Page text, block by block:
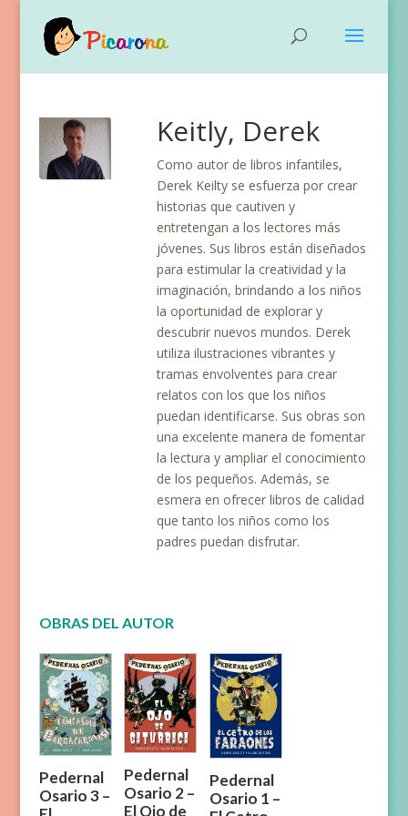
Keitly, Derek
Como autor de libros infantiles,
Derek Keilty se esfuerza por crear
historias que cautiven y
entretengan a los lectores más
jóvenes. Sus libros están diseñados
para estimular la creatividad y la
imaginación, brindando a los niños
la oportunidad de explorar y
descubrir nuevos mundos. Derek
utiliza ilustraciones vibrantes y
tramas envolventes para crear
relatos con los que los niños
puedan identificarse. Sus obras son
una excelente manera de fomentar
la lectura y ampliar el conocimiento
de los pequeños. Además, se
esmera en ofrecer libros de calidad
que tanto los niños como los
padres puedan disfrutar.
OBRAS DEL AUTOR
Pedernal
Osario 3 –
Pedernal
Osario 2 –
El Ojo de
Pedernal
Osario 1 –